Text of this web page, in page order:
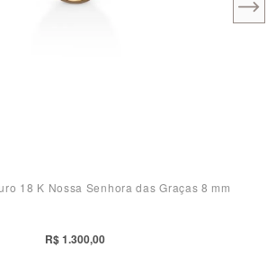
18 K Nossa Senhora das Graças 8 mm
R$ 1.300,00